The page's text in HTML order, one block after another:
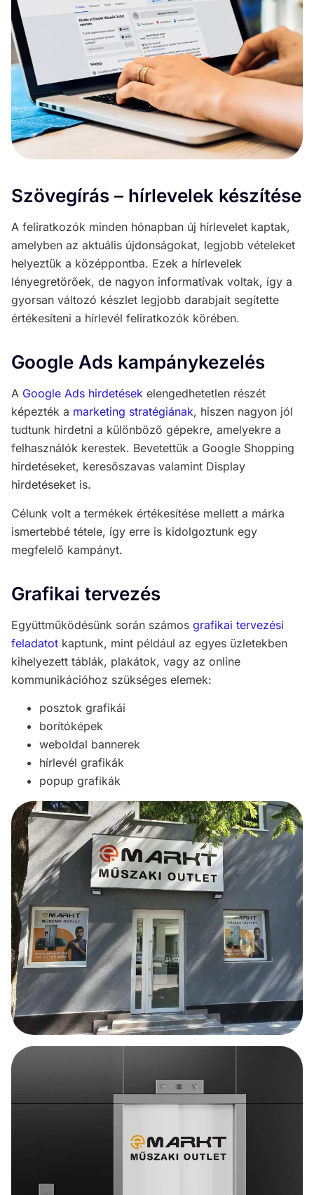
Szövegírás – hírlevelek készítése
A feliratkozók minden hónapban új hírlevelet kaptak,
amelyben az aktuális újdonságokat, legjobb vételeket
helyeztük a középpontba. Ezek a hírlevelek
lényegretörőek, de nagyon informatívak voltak, így a
gyorsan változó készlet legjobb darabjait segítette
értékesíteni a hírlevél feliratkozók körében.
Google Ads kampánykezelés
A Google Ads hirdetések elengedhetetlen részét
képezték a marketing stratégiának, hiszen nagyon jól
tudtunk hirdetni a különböző gépekre, amelyekre a
felhasználók kerestek. Bevetettük a Google Shopping
hirdetéseket, keresőszavas valamint Display
hirdetéseket is.
Célunk volt a termékek értékesítése mellett a márka
ismertebbé tétele, így erre is kidolgoztunk egy
megfelelő kampányt.
Grafikai tervezés
Együttműködésünk során számos grafikai tervezési
feladatot kaptunk, mint például az egyes üzletekben
kihelyezett táblák, plakátok, vagy az online
kommunikációhoz szükséges elemek:
posztok grafikái
borítóképek
weboldal bannerek
hírlevél grafikák
popup grafikák